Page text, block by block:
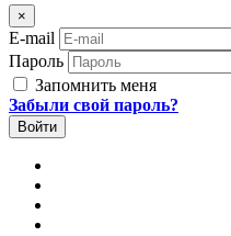
×
E-mail
Пароль
Запомнить меня
Забыли свой пароль?